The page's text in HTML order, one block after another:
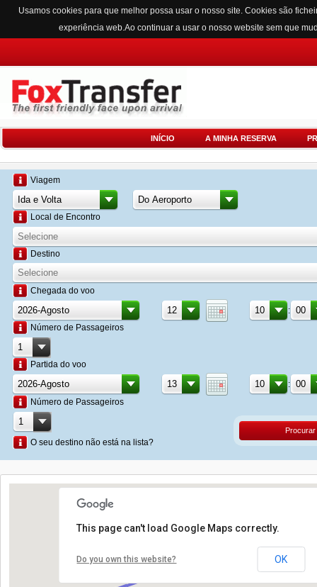
Usamos cookies para que melhor possa usar o nosso site. Cookies são
experiência web.Ao continuar a usar o nosso website sem que
INÍCIO A MINHA RESERVA
Viagem
Local de Encontro
Destino
Chegada do voo
:
Número de Passageiros
Partida do voo
:
Número de Passageiros
O seu destino não está na lista?
Procurar
This page can't load Google Maps correctly.
Do you own this website? OK